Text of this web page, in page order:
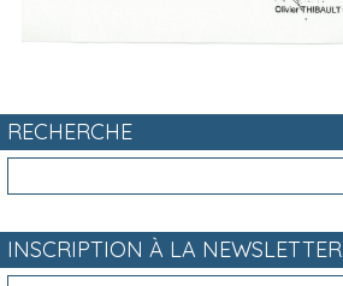
RECHERCHE
INSCRIPTION À LA NEWSLETTER